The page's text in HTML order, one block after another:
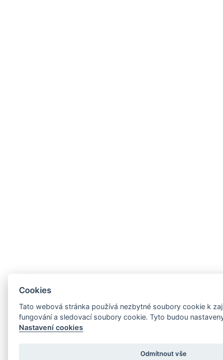
Cookies
Tato webová stránka používá nezbytné soubory cookie k
fungování a sledovací soubory cookie. Tyto budou
Nastavení cookies
Odmítnout vše